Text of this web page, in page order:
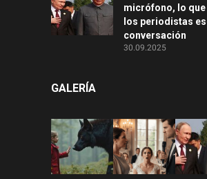
micrófono, lo
los periodistas
conversación
30.09.2025
GALERÍA